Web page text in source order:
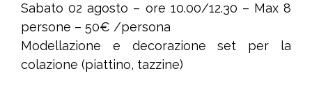
Sabato 02 agosto – ore 10.00/12.30 – Max 8
persone – 50€ /persona
Modellazione e decorazione set per la
colazione (piattino, tazzine)